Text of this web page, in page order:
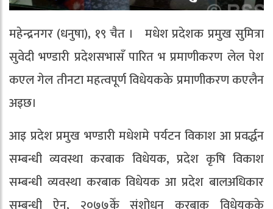
महेन्द्रनगर (धनुषा), १९ चैत । मधेश प्रदेशक प्रमुख सुमित्रा
सुवेदी भण्डारी प्रदेशसभासँ पारित भ प्रमाणीकरण लेल पेश
कएल गेल तीनटा महत्वपूर्ण विधेयकके प्रमाणीकरण कएलैन
अइछ।
आइ प्रदेश प्रमुख भण्डारी मधेशमे पर्यटन विकाश आ प्रवर्द्धन
सम्बन्धी व्यवस्था करबाक विधेयक, प्रदेश कृषि विकाश
सम्बन्धी व्यवस्था करबाक विधेयक आ प्रदेश बालअधिकार